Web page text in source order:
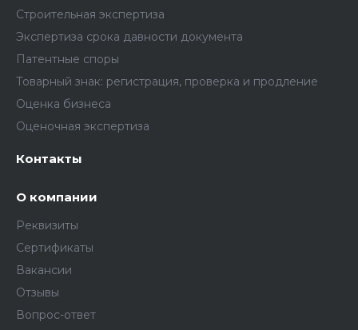
Строительная экспертиза
Экспертиза срока давности документа
Патентные споры
Товарный знак: регистрация, проверка и продление
Оценка бизнеса
Оценочная экспертиза
Контакты
О компании
Реквизиты
Сертификаты
Вакансии
Отзывы
Вопрос-ответ